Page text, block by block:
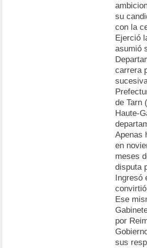
su
con la
Ejerció
asumió
carrera
de Tarn
Haute-
Apenas
en
meses
disputa
Ingresó
Ese
por
sus